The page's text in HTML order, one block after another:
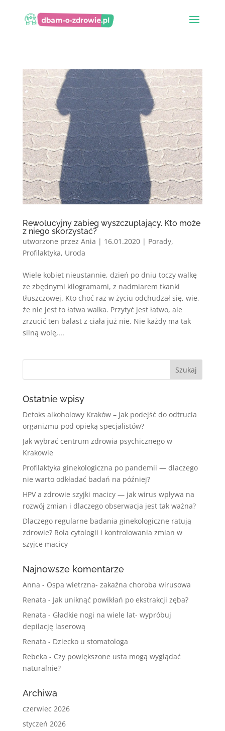
Rewolucyjny zabieg wyszczuplający. Kto może
z niego skorzystać?
utworzone przez Ania | 16.01.2020| Porady,
Profilaktyka, Uroda
Wiele kobiet nieustannie, dzień po dniu toczy walkę
ze zbędnymi kilogramami, z nadmiarem tkanki
tłuszczowej. Kto choć raz w życiu odchudzał się, wie,
że nie jest to łatwa walka. Przytyć jest łatwo, ale
zrzucić ten balast z ciała już nie. Nie każdy ma tak
silną wolę,...
Ostatnie wpisy
Detoks alkoholowy Kraków – jak podejść do odtrucia
organizmu pod opieką specjalistów?
Jak wybrać centrum zdrowia psychicznego w
Krakowie
Profilaktyka ginekologiczna po pandemii — dlaczego
nie warto odkładać badań na później?
HPV a zdrowie szyjki macicy — jak wirus wpływa na
rozwój zmian i dlaczego obserwacja jest tak ważna?
Dlaczego regularne badania ginekologiczne ratują
zdrowie? Rola cytologii i kontrolowania zmian w
szyjce macicy
Najnowsze komentarze
Anna - Ospa wietrzna- zakaźna choroba wirusowa
Renata - Jak uniknąć powikłań po ekstrakcji zęba?
Renata - Gładkie nogi na wiele lat- wypróbuj
depilację laserową
Renata - Dziecko u stomatologa
Rebeka - Czy powiększone usta mogą wyglądać
naturalnie?
Archiwa
czerwiec 2026
styczeń 2026